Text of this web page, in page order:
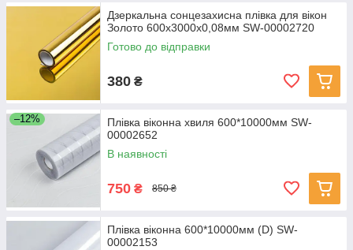
Дзеркальна сонцезахисна плівка для вікон
Золото 600х3000х0,08мм SW-00002720
Готово до відправки
380 ₴
–12%
Плівка віконна хвиля 600*10000мм SW-
00002652
В наявності
750 ₴ 850 ₴
Плівка віконна 600*10000мм (D) SW-
00002153